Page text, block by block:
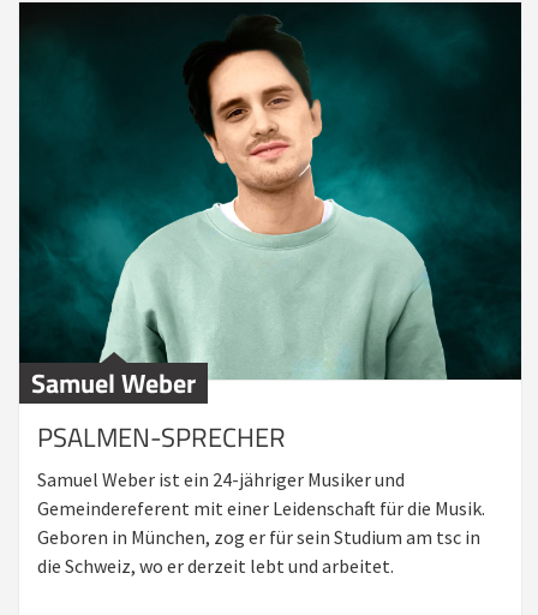
Samuel Weber
PSALMEN-SPRECHER
Samuel Weber ist ein 24-jähriger Musiker und
Gemeindereferent mit einer Leidenschaft für die Musik.
Geboren in München, zog er für sein Studium am tsc in
die Schweiz, wo er derzeit lebt und arbeitet.